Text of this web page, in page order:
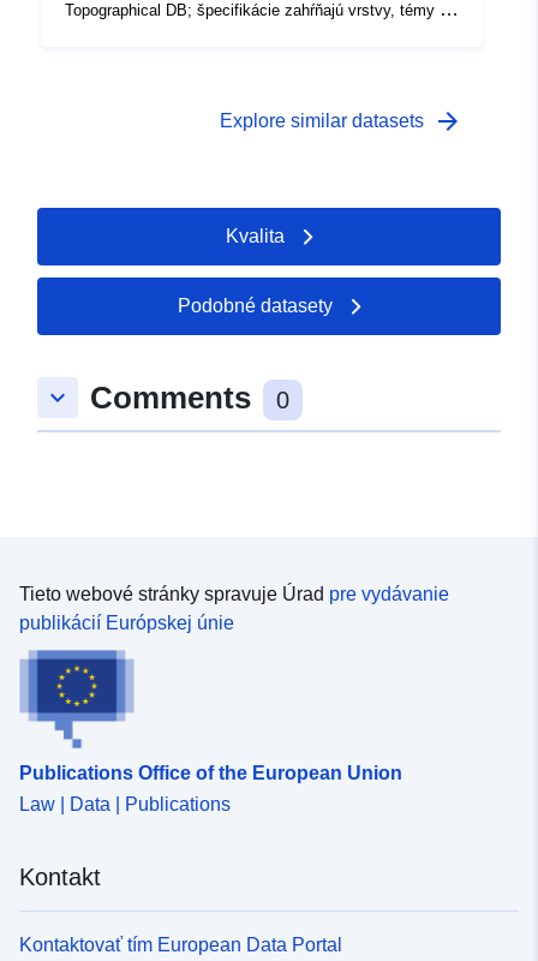
Topographical DB; špecifikácie zahŕňajú vrstvy, témy a
Explore similar datasets arrow_forward
Kvalita
Podobné datasety
keyboard_arrow_down Comments 0
Tieto webové stránky spravuje Úrad pre vydávanie
publikácií Európskej únie
Publications Office of the European Union
Law | Data | Publications
Kontakt
Kontaktovať tím European Data Portal